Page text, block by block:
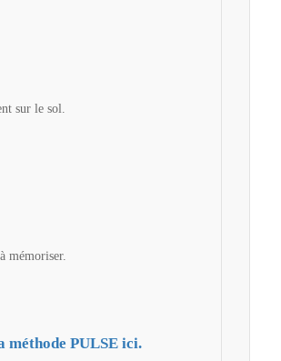
sur le sol.
mémoriser.
méthode PULSE ici.